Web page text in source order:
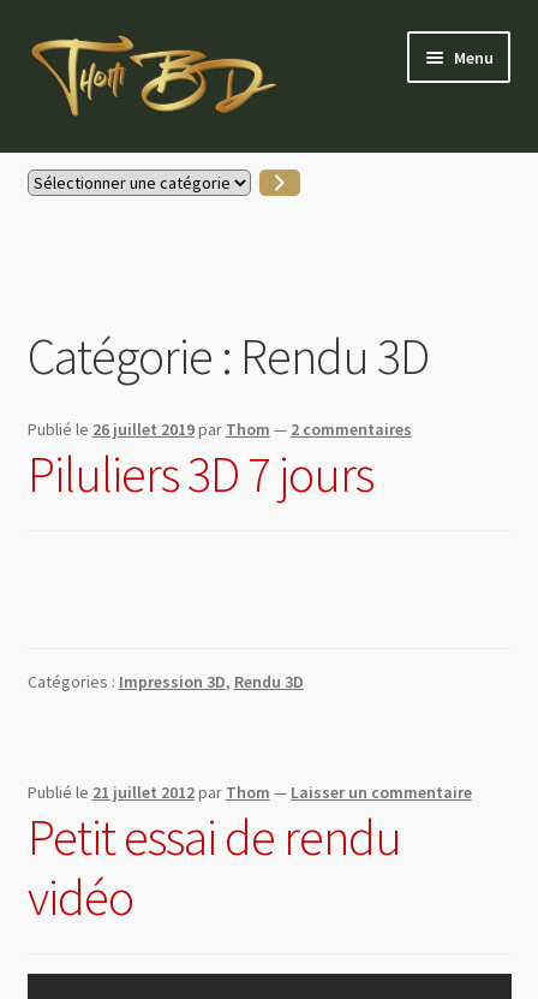
Aller
Aller
au
contenu
Menu
Accueil
Actus
Mon compte
Sélectionner
Catégorie : Rendu 3D
Publié le 26 juillet 2019par Thom — 2 commentaires
Piluliers 3D 7 jours
Catégories : Impression 3D, Rendu 3D
Publié le 21 juillet 2012par Thom — Laisser un commentaire
Petit essai de rendu
vidéo